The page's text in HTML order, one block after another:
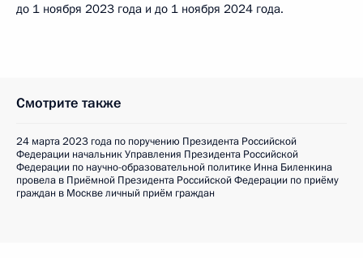
до 1 ноября 2023 года и до 1 ноября 2024 года.
Смотрите также
24 марта 2023 года по поручению Президента Российской
Федерации начальник Управления Президента Российской
Федерации по научно-образовательной политике Инна Биленкина
провела в Приёмной Президента Российской Федерации по приёму
граждан в Москве личный приём граждан